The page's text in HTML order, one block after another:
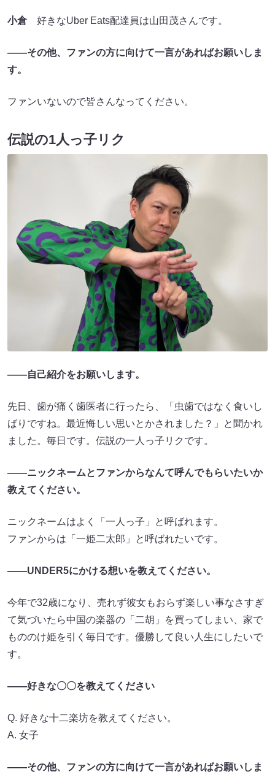
小倉好きなUber Eats配達員は山田茂さんです。
――その他、ファンの方に向けて一言があればお願いしま
す。
ファンいないので皆さんなってください。
伝説の1人っ子リク
――自己紹介をお願いします。
先日、歯が痛く歯医者に行ったら、「虫歯ではなく食いし
ばりですね。最近悔しい思いとかされました？」と聞かれ
ました。毎日です。伝説の一人っ子リクです。
――ニックネームとファンからなんて呼んでもらいたいか
教えてください。
ニックネームはよく「一人っ子」と呼ばれます。
ファンからは「一姫二太郎」と呼ばれたいです。
――UNDER5にかける想いを教えてください。
今年で32歳になり、売れず彼女もおらず楽しい事なさすぎ
て気づいたら中国の楽器の「二胡」を買ってしまい、家で
もののけ姫を引く毎日です。優勝して良い人生にしたいで
す。
――好きな〇〇を教えてください
Q. 好きな十二楽坊を教えてください。
A. 女子
――その他、ファンの方に向けて一言があればお願いしま